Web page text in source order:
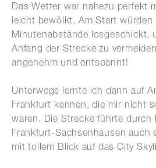
Das Wetter war nahezu perfekt
leicht bewölkt. Am Start würden
Minutenabstände losgeschickt,
Anfang der Strecke zu
angenehm und entspannt!
Unterwegs lernte ich dann auf
Frankfurt kennen, die mir nicht
waren. Die Strecke führte durch
Frankfurt-Sachsenhausen auch
mit tollem Blick auf das City